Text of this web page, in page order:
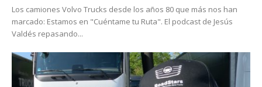
Los camiones Volvo Trucks desde los años 80 que más nos han
marcado: Estamos en "Cuéntame tu Ruta". El podcast de Jesús
Valdés repasando...